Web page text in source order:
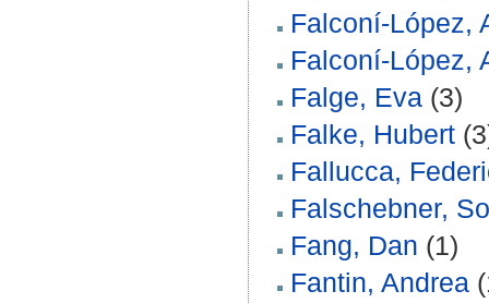
Falconí‐López,
Falconí‑López,
Falge, Eva (3)
Falke, Hubert
Fallucca,
Falschebner,
Fang, Dan (1)
Fantin, Andrea